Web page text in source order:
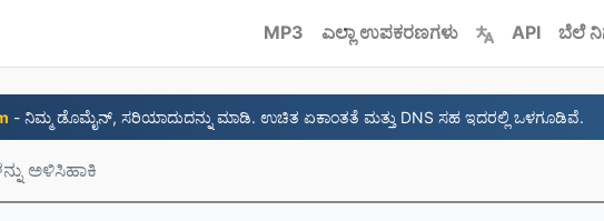
MP3 ಎಲ್ಲಾ ಉಪಕರಣಗಳು API ಬೆಲೆ
- ನಿಮ್ಮ ಡೊಮೈನ್, ಸರಿಯಾದುದನ್ನು ಮಾಡಿ. ಉಚಿತ ಏಕಾಂತತೆ ಮತ್ತು DNS ಸಹ ಇದರಲ್ಲಿ ಒಳಗೂಡಿವೆ.
ಅಳಿಸಿಹಾಕಿ